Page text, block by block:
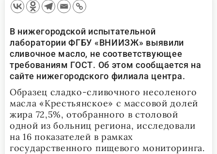
В нижегородской испытательной
лаборатории ФГБУ «ВНИИЗЖ» выявили
сливочное масло, не соответствующее
требованиям ГОСТ. Об этом сообщается на
сайте нижегородского филиала центра.
Образец сладко-сливочного несоленого
масла «Крестьянское» с массовой долей
жира 72,5%, отобранного в столовой
одной из больниц региона, исследовали
на 16 показателей в рамках
государственного пищевого мониторинга.